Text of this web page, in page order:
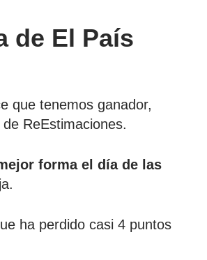
de El País
que tenemos ganador,
ReEstimaciones.
forma el día de las
ha perdido casi 4 puntos